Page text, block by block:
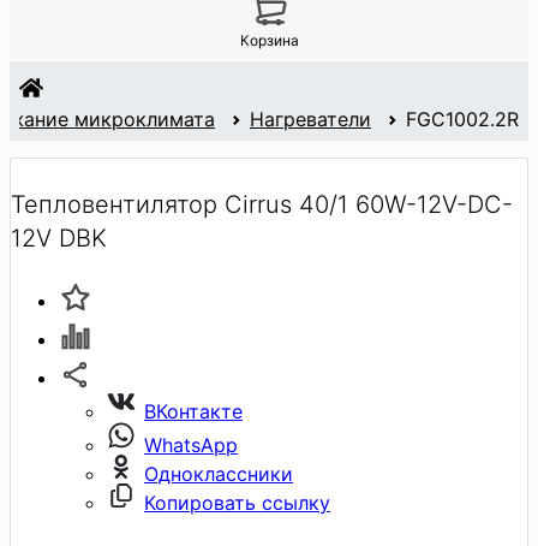
Корзина
микроклимата Нагреватели FGC1002.2R
Тепловентилятор Cirrus 40/1 60W-12V-DC-
12V DBK
ВКонтакте
WhatsApp
Одноклассники
Копировать ссылку